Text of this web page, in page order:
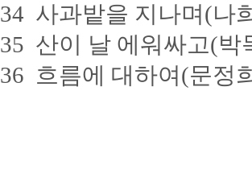
34 사과밭을 지나며(나
35 산이 날 에워싸고(박
36 흐름에 대하여(문정